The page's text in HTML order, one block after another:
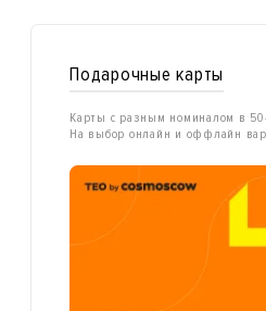
Подарочные карты
Карты с разным номиналом в
На выбор онлайн и оффлайн